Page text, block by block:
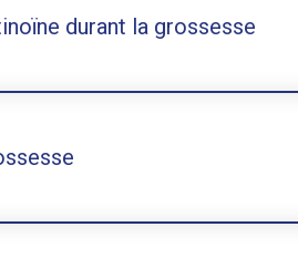
durant la grossesse